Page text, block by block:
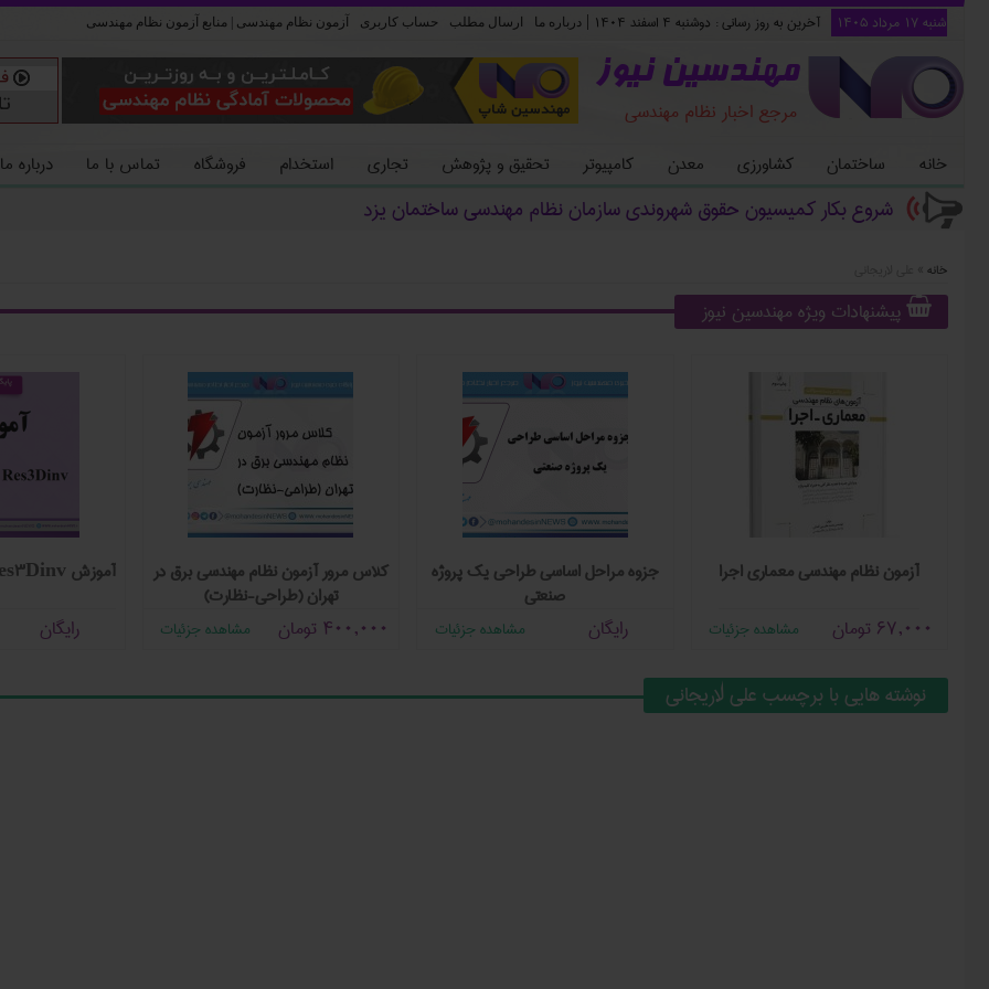
شنبه ۱۷ مرداد ۱۴۰۵ آخرین به روز رسانی : دوشنبه ۴ اسفند ۱۴۰۴ | درباره ما ارسال مطلب حساب کاربری آزمون نظام مهندسی | منابع آزمون نظام مهندسی
مهندسین نیوز
مرجع اخبار نظام مهندسی
خانه ساختمان کشاورزی معدن کامپیوتر تحقیق و پژوهش تجاری استخدام فروشگاه تماس با ما درباره ما
شروع بکار کمیسیون حقوق شهروندی سازمان نظام مهندسی ساختمان یزد
خانه
پیشنهادات ویژه مهندسین نیوز
آموزش Res2Dinv & Res3Dinv
رایگان
کلاس مرور آزمون نظام مهندسی برق در
تهران (طراحی-نظارت)
400,000 تومان مشاهده جزئیات
جزوه مراحل اساسی طراحی یک پروژه
صنعتی
رایگان مشاهده جزئیات
آزمون‌ نظام مهندسی معماری اجرا
67,000 تومان مشاهده جزئیات
نوشته هایی با برچسب علی لاریجانی